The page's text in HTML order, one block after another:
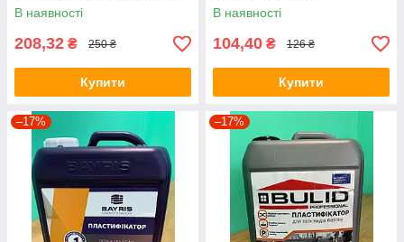
В наявності
208,32 ₴ 250 ₴
Купити
В наявності
104,40 ₴ 126 ₴
Купити
–17% –17%